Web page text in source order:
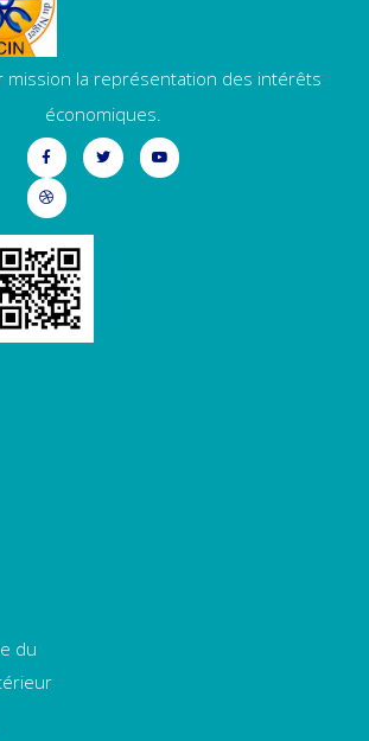
mission la représentation des intérêts
économiques.
du